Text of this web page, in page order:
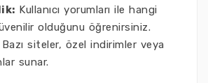
Kullanıcı yorumları ile hangi
olduğunu öğrenirsiniz.
Bazı siteler, özel indirimler veya
sunar.